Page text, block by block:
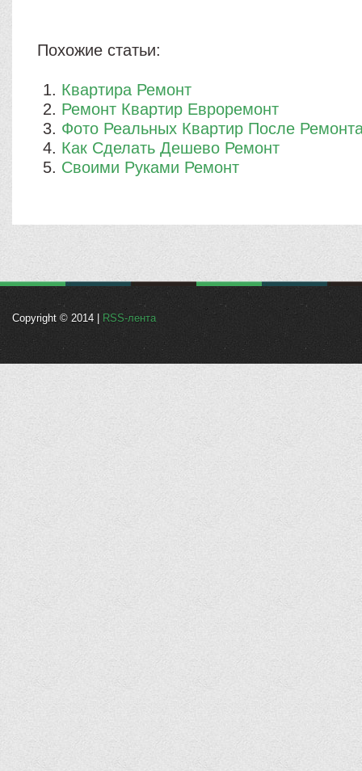
Похожие статьи:
Квартира Ремонт
Ремонт Квартир Евроремонт
Фото Реальных Квартир После
Как Сделать Дешево Ремонт
Своими Руками Ремонт
Copyright © 2014 | RSS-лента